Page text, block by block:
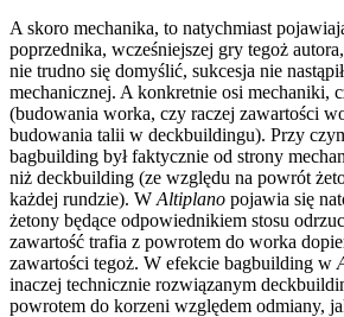
A skoro mechanika, to natychmiast
poprzednika, wcześniejszej gry tegoż
nie trudno się domyślić, sukcesja nie
mechanicznej. A konkretnie osi mechaniki,
(budowania worka, czy raczej zawartości
budowania talii w deckbuildingu). Przy
bagbuilding był faktycznie od strony
niż deckbuilding (ze względu na powrót
każdej rundzie). W Altiplano pojawia się
żetony będące odpowiednikiem stosu
zawartość trafia z powrotem do worka
zawartości tegoż. W efekcie bagbuilding w
inaczej technicznie rozwiązanym
powrotem do korzeni względem odmiany,